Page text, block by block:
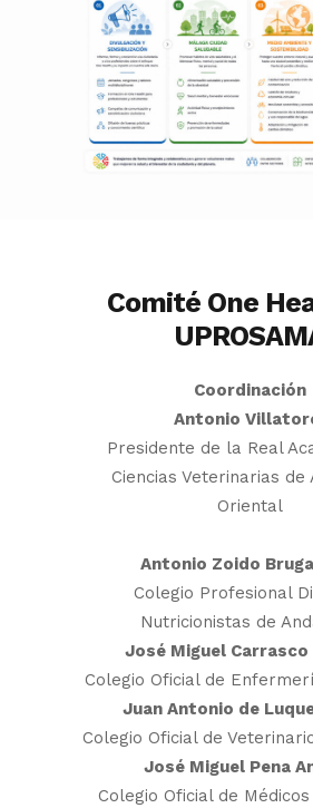
Comité One
Coordinación
Antonio
Presidente de la Real
Ciencias Veterinarias de
Oriental
Antonio Zoido
Colegio Profesional
Nutricionistas de
José Miguel Carrasco
Colegio Oficial de
Juan Antonio de
Colegio Oficial de
José Miguel Pena
Colegio Oficial de